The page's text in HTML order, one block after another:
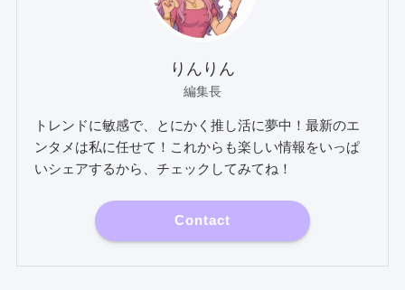
りんりん
編集長
トレンドに敏感で、とにかく推し活に夢中！最新のエ
ンタメは私に任せて！これからも楽しい情報をいっぱ
いシェアするから、チェックしてみてね！
Contact